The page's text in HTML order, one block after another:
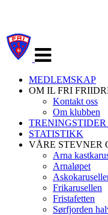
navigasjon
MEDLEMSKAP
OM IL FRI
Kontakt oss
Om klubben
TRENINGSTIDER
STATISTIKK
VÅRE STEVNER
Arna
Arnaløpet
Frikarusellen
Fristafetten
Sørfjorden